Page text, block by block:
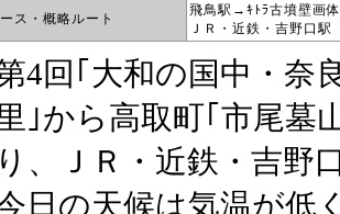
ス・概略ルート
飛鳥駅→ｷﾄﾗ古墳壁画
ＪＲ・近鉄・吉野口